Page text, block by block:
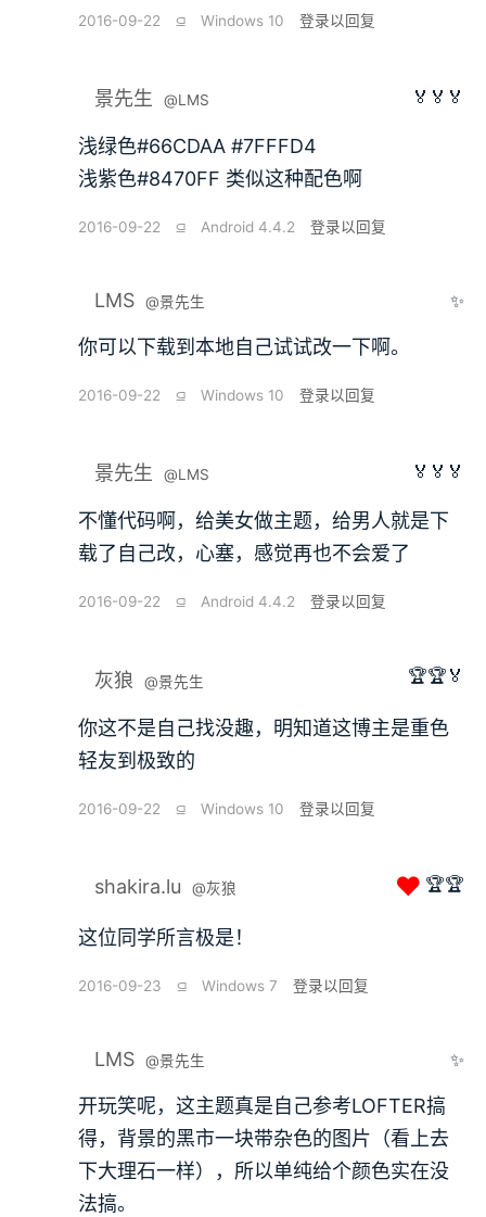
2016-09-22 ⫑ Windows 10 登录以回复
景先生 @LMS 🏅🏅🏅
浅绿色#66CDAA #7FFFD4
浅紫色#8470FF 类似这种配色啊
2016-09-22 ⫑ Android 4.4.2 登录以回复
LMS @景先生 ✨
你可以下载到本地自己试试改一下啊。
2016-09-22 ⫑ Windows 10 登录以回复
景先生 @LMS 🏅🏅🏅
不懂代码啊，给美女做主题，给男人就是下
载了自己改，心塞，感觉再也不会爱了
2016-09-22 ⫑ Android 4.4.2 登录以回复
灰狼 @景先生 🏆🏆🏅
你这不是自己找没趣，明知道这博主是重色
轻友到极致的
2016-09-22 ⫑ Windows 10 登录以回复
shakira.lu @灰狼 ❤ 🏆🏆
这位同学所言极是！
2016-09-23 ⫑ Windows 7 登录以回复
LMS @景先生 ✨
开玩笑呢，这主题真是自己参考LOFTER搞
得，背景的黑市一块带杂色的图片（看上去
下大理石一样），所以单纯给个颜色实在没
法搞。